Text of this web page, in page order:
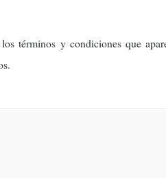
términos y condiciones que